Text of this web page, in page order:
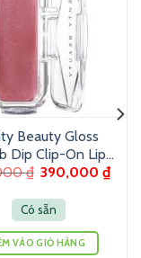
Beauty Gloss
Dip Clip-On Lip
6g – Son
₫ 390,000₫
Có sẵn
VÀO GIỎ HÀNG